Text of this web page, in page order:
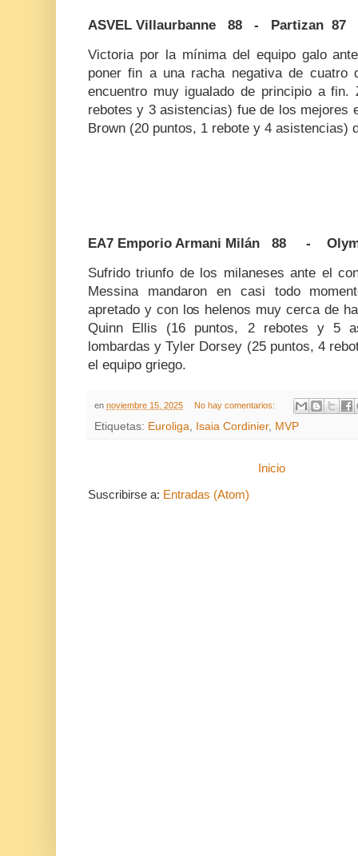
ASVEL Villaurbanne 88 - Partizan 87
Victoria por la mínima del equipo galo
poner fin a una racha negativa de cuatro
encuentro muy igualado de principio a fin.
rebotes y 3 asistencias) fue de los mejores
Brown (20 puntos, 1 rebote y 4 asistencias)
EA7 Emporio Armani Milán 88 -
Sufrido triunfo de los milaneses ante el
Messina mandaron en casi todo
apretado y con los helenos muy cerca de
Quinn Ellis (16 puntos, 2 rebotes y 5
lombardas y Tyler Dorsey (25 puntos, 4
el equipo griego.
en noviembre 15, 2025 No hay comentarios:
Etiquetas: Euroliga Isaia Cordinier, MVP
Inicio
Suscribirse a: Entradas (Atom)